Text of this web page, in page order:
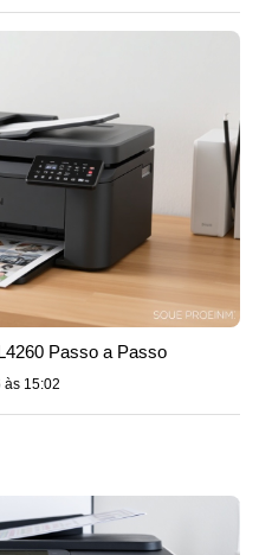
Passo a Passo
às 15:02